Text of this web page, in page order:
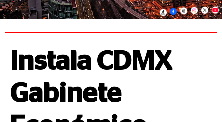
Instala CDMX
Gabinete